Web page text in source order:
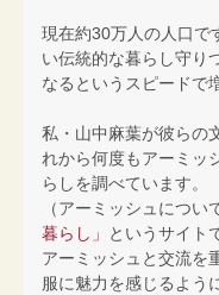
現在約30万人の人口で
い伝統的な暮らし守り
なるというスピードで
私・山中麻葉が彼らの
れから何度もアーミッ
らしを調べています。
（アーミッシュについ
暮らし」
というサイト
アーミッシュと交流を
服に魅力を感じるよう